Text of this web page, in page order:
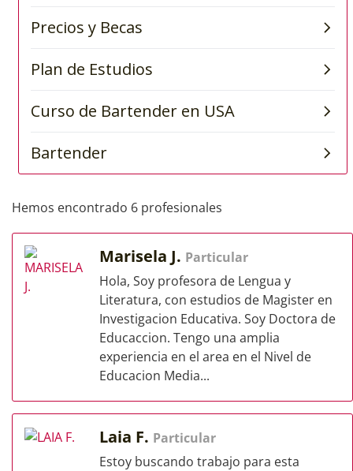
Hemos encontrado 6 profesionales
Marisela J. Particular
Hola, Soy profesora de Lengua y
Literatura, con estudios de Magister en
Investigacion Educativa. Soy Doctora de
Educaccion. Tengo una amplia
experiencia en el area en el Nivel de
Educacion Media...
Laia F. Particular
Estoy buscando trabajo para esta